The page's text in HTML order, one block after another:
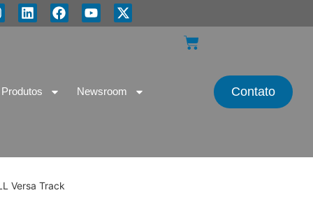
Produtos Newsroom Contato
Versa Track